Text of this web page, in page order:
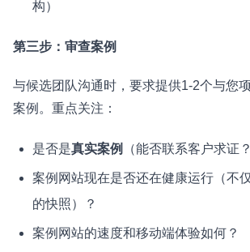
构）
第三步：审查案例
与候选团队沟通时，要求提供1-2个与您
案例。重点关注：
是否是真实案例 （能否联系客户求证？
案例网站现在是否还在健康运行（不
的快照）？
案例网站的速度和移动端体验如何？